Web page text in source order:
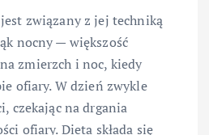
związany z jej techniką
nocny — większość
zmierzch i noc, kiedy
ofiary. W dzień zwykle
czekając na drgania
ofiary. Dieta składa się